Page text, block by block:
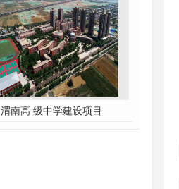
渭南高 级中学建设项目